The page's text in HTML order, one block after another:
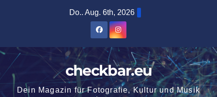
Do.. Aug. 6th, 2026
checkbar.eu
Dein Magazin für Fotografie, Kultur und Musik